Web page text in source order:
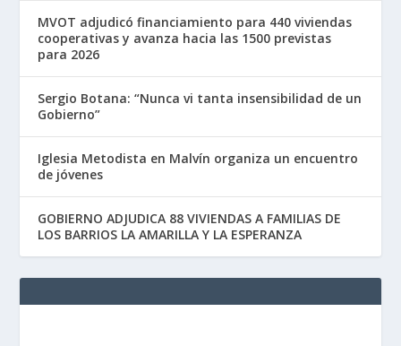
MVOT adjudicó financiamiento para 440 viviendas
cooperativas y avanza hacia las 1500 previstas
para 2026
Sergio Botana: “Nunca vi tanta insensibilidad de un
Gobierno”
Iglesia Metodista en Malvín organiza un encuentro
de jóvenes
GOBIERNO ADJUDICA 88 VIVIENDAS A FAMILIAS DE
LOS BARRIOS LA AMARILLA Y LA ESPERANZA